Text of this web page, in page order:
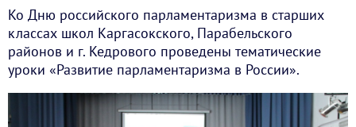
Ко Дню российского парламентаризма в старших
классах школ Каргасокского, Парабельского
районов и г. Кедрового проведены тематические
уроки «Развитие парламентаризма в России».